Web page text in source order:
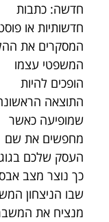
חדשה: כתבות
חדשותיות או
המסקרים את
המשפטי עצמו
הופכים להיות
התוצאה
שמופיעה כאשר
מחפשים את שם
העסק שלכם
כך נוצר מצב
שבו הניצחון
מנציח את